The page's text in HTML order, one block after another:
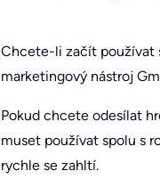
Chcete-li začít používat
marketingový nástroj
Pokud chcete odesílat
muset používat spolu s
rychle se zahltí.